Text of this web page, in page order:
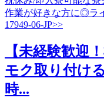
【未経験歓迎
モク取り付け
時...